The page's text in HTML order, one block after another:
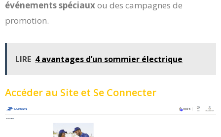
événements spéciauxou des campagnes de
promotion.
LIRE 4 avantages d’un sommier électrique
Accéder au Site et Se Connecter